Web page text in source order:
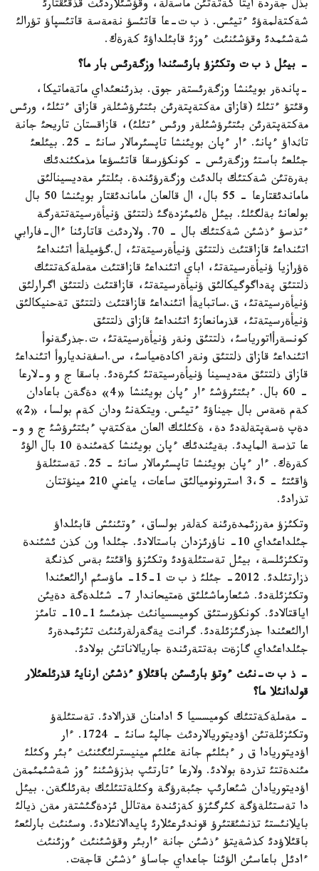
بذل جةردة ايتا كةتةتئن ماسةلة، وقؤشئلاردئث قذقئقتارئ
شةكتةلمةؤئ ءتيئس. ذ ب ت-عا قاتئسؤ نةمةسة قاتئسپاؤ تؤرالئ
شةشئمدئ وقؤشئنئث ءوزئ قابئلداؤئ كةرةك.
- بيئل ذ ب ت وتكئزؤ بارئسئندا وزگةرئس بار ما؟
-پاندةر بويئنشا وزگةرئستةر جوق. بذرئنعئداي ماتةماتيكا،
وقئتؤ ءتئلئ (قازاق مةكتةپتةرئن بئتئرؤشئلةر قازاق ءتئلئ، ورئس
مةكتةپتةرئن بئتئرؤشئلةر ورئس ءتئلئ)، قازاقستان تاريحئ جانة
تاثداؤ ءپانئ. ءار ءپان بويئنشا تاپسئرمالار سانئ - 25. بيئلعئ
جئلعئ باستئ وزگةرئس - كونكؤرسقا قاتئسؤعا مذمكئندئك
بةرةتئن شةكتئك بالدئث وزگةرؤئندة. بئلتئر مةديسينالئق
ماماندئقتارعا - 55 بال، ال قالعان ماماندئقتار بويئنشا 50 بال
بولعانئ بةلگئلئ. بيئل ةلئمئزدةگئ ذلتتئق ؤنيأةرسيتةتتةرگة
ءتذسؤ ءذشئن شةكتئك بال - 70. ولاردئث قاتارئنا ءال-فارابي
اتئنداعئ قازاقتئث ذلتتئق ؤنيأةرسيتةتئ، ل.گؤميلةأ اتئنداعئ
ةؤرازيا ؤنيأةرسيتةتئ، اباي اتئنداعئ قازاقتئث مةملةكةتتئك
ذلتتئق پةداگوگيكالئق ؤنيأةرسيتةتئ، قازاقتئث ذلتتئق اگرارلئق
ؤنيأةرسيتةتئ، ق.ساتبايةأ اتئنداعئ قازاقتئث ذلتتئق تةحنيكالئق
ؤنيأةرسيتةتئ، قذرمانعازئ اتئنداعئ قازاق ذلتتئق
كونسةرأاتورياسئ، ذلتتئق ونةر ؤنيأةرسيتةتئ، ت.جذرگةنوأ
اتئنداعئ قازاق ذلتتئق ونةر اكادةمياسئ، س.اسفةندياروأ اتئنداعئ
قازاق ذلتتئق مةديسينا ؤنيأةرسيتةتئ كئرةدئ. باسقا ج و و-لارعا
- 60 بال. ءبئتئرؤشئ ءار ءپان بويئنشا «4» دةگةن باعادان
كةم ةمةس بال جيناؤئ ءتيئس. ويتكةنئ ودان كةم بولسا، «2»
دةپ ةسةپتةلةدئ دة، ةكئلئك العان مةكتةپ ءبئتئرؤشئ ج و و-
عا تذسة المايدئ. بةيئندئك ءپان بويئنشا كةمئندة 10 بال الؤئ
كةرةك. ءار ءپان بويئنشا تاپسئرمالار سانئ - 25. تةستئلةؤ
ؤاقئتئ - 3،5 استرونوميالئق ساعات، ياعني 210 مينؤتتان
تذرادئ.
وتكئزؤ مةرزئمدةرئنة كةلةر بولساق، ءوتئنئش قابئلداؤ
جئلداعئداي 10- ناؤرئزدان باستالادئ. جئلدا ون كذن ئشئندة
وتكئزئلسة، بيئل تةستئلةؤدئ وتكئزؤ ؤاقئتئ بةس كذنگة
ذزارتئلدئ. 2012- جئلئ ذ ب ت 1-15- ماؤسئم ارالئعئندا
وتكئزئلةدئ. شئعارماشئلئق ةمتيحاندار 7- شئلدةگة دةيئن
اياقتالادئ. كونكؤرستئق كوميسسيانئث جذمئسئ 1-10- تامئز
ارالئعئندا جذرگئزئلةدئ. گرانت يةگةرلةرئنئث تئزئمدةرئ
جئلداعئداي گازةت بةتتةرئندة جاريالاناتئن بولادئ.
- ذ ب ت-نئث ءوتؤ بارئسئن باقئلاؤ ءذشئن ارنايئ قذرئلعئلار
قولدانئلا ما؟
- مةملةكةتتئك كوميسسيا 5 ادامنان قذرالادئ. تةستئلةؤ
وتكئزئلةتئن اؤديتوريالاردئث جالپئ سانئ - 1724. ءار
اؤديتوريادا ق ر ءبئلئم جانة عئلئم مينيسترلئگئنئث ءبئر وكئلئ
مئندةتتئ تذردة بولادئ. ولارعا ءتارتئپ بذزؤشئنئ ءوز شةشئمئمةن
اؤديتوريادان شئعارئپ جئبةرؤگة وكئلةتتئلئك بةرئلگةن. بيئل
دا تةستئلةؤگة كئرگئزؤ كةزئندة مةتالل ئزدةگئشتةر مةن ذيالئ
بايلانئستئ تذنشئقتئرؤ قوندئرعئلارئ پايدالانئلادئ. وسئنئث بارلئعئ
باقئلاؤدئ كذشةيتؤ ءذشئن جانة ءاربئر وقؤشئنئث ءوزئنئث
ءادئل باعاسئن الؤئنا جاعداي جاساؤ ءذشئن قاجةت.